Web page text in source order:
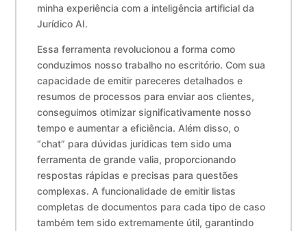
minha experiência com a inteligência artificial da
Jurídico AI.
Essa ferramenta revolucionou a forma como
conduzimos nosso trabalho no escritório. Com sua
capacidade de emitir pareceres detalhados e
resumos de processos para enviar aos clientes,
conseguimos otimizar significativamente nosso
tempo e aumentar a eficiência. Além disso, o
“chat” para dúvidas jurídicas tem sido uma
ferramenta de grande valia, proporcionando
respostas rápidas e precisas para questões
complexas. A funcionalidade de emitir listas
completas de documentos para cada tipo de caso
também tem sido extremamente útil, garantindo